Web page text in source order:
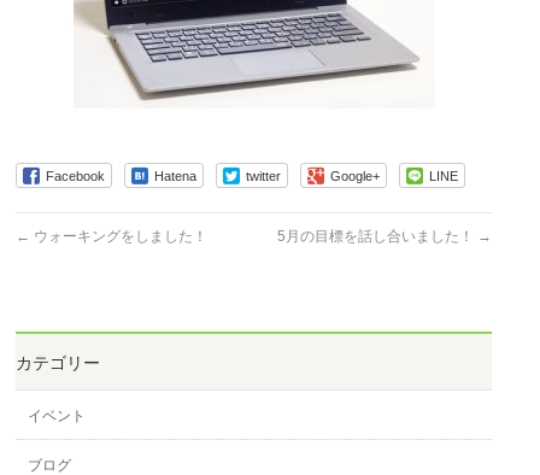
Facebook Hatena twitter Google+ LINE
← ウォーキングをしました！ 5月の目標を話し合いました！ →
カテゴリー
イベント
ブログ